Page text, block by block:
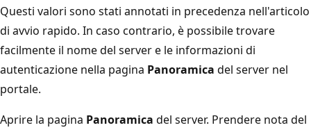
Questi valori sono stati annotati in precedenza nell'articolo
di avvio rapido. In caso contrario, è possibile trovare
facilmente il nome del server e le informazioni di
autenticazione nella pagina Panoramica del server nel
portale.
Aprire la pagina Panoramica del server. Prendere nota del